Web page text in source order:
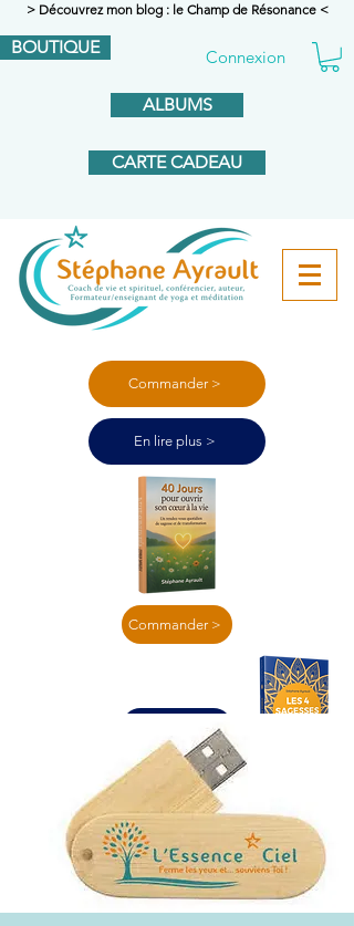
> Découvrez mon blog : le Champ de Résonance <
BOUTIQUE Connexion
ALBUMS
CARTE CADEAU
Commander >
En lire plus >
Commander >
En lire plus >